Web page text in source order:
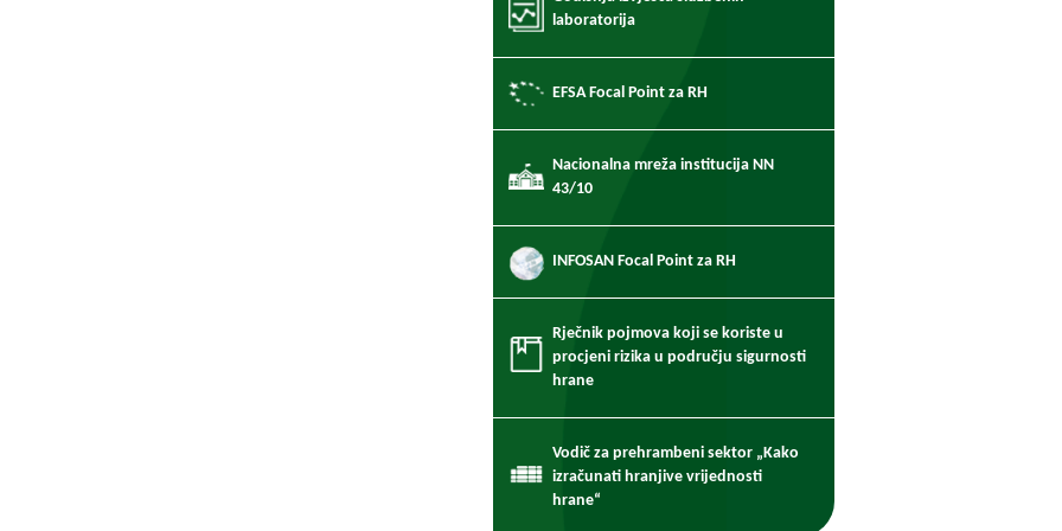
laboratorija
EFSA Focal Point za RH
Nacionalna mreža institucija NN
43/10
INFOSAN Focal Point za RH
Rječnik pojmova koji se koriste u
procjeni rizika u području sigurnosti
hrane
Vodič za prehrambeni sektor „Kako
izračunati hranjive vrijednosti
hrane“